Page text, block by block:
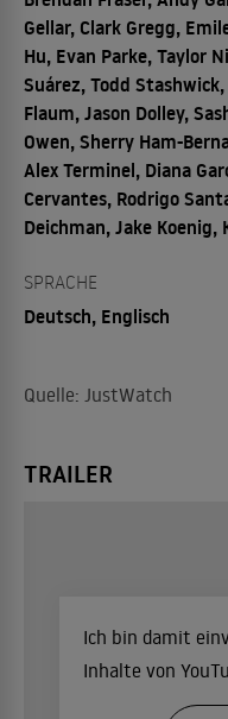
Gellar, Clark Gregg,
Hu, Evan Parke, Taylor
Suárez, Todd
Flaum, Jason Dolley,
Owen, Sherry Ham-
Alex Terminel, Diana
Cervantes, Rodrigo
Deichman, Jake Koenig,
SPRACHE
Deutsch, Englisch
Quelle: JustWatch
TRAILER
Ich bin damit
Inhalte von